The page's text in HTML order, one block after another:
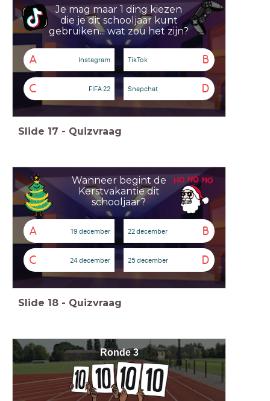
Je mag maar 1 ding kiezen
die je dit schooljaar kunt
gebruiken... wat zou het zijn?
A Instagram B
TikTok
C FIFA 22 D
Snapchat
Slide 17 - Quizvraag
Wanneer begint de
Kerstvakantie dit
schooljaar?
A 19 december B
22 december
C 24 december D
25 december
Slide 18 - Quizvraag
Ronde 3